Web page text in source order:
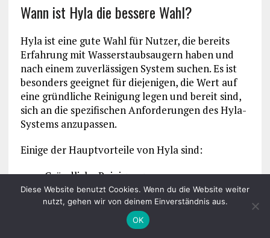
Wann ist Hyla die bessere Wahl?
Hyla ist eine gute Wahl für Nutzer, die bereits
Erfahrung mit Wasserstaubsaugern haben und
nach einem zuverlässigen System suchen. Es ist
besonders geeignet für diejenigen, die Wert auf
eine gründliche Reinigung legen und bereit sind,
sich an die spezifischen Anforderungen des Hyla-
Systems anzupassen.
Einige der Hauptvorteile von Hyla sind:
Gründliche Reinigung
Zuverlässigkeit
Erfahrung mit Wasserstaubsaugern
Diese Website benutzt Cookies. Wenn du die Website weiter
nutzt, gehen wir von deinem Einverständnis aus.
OK